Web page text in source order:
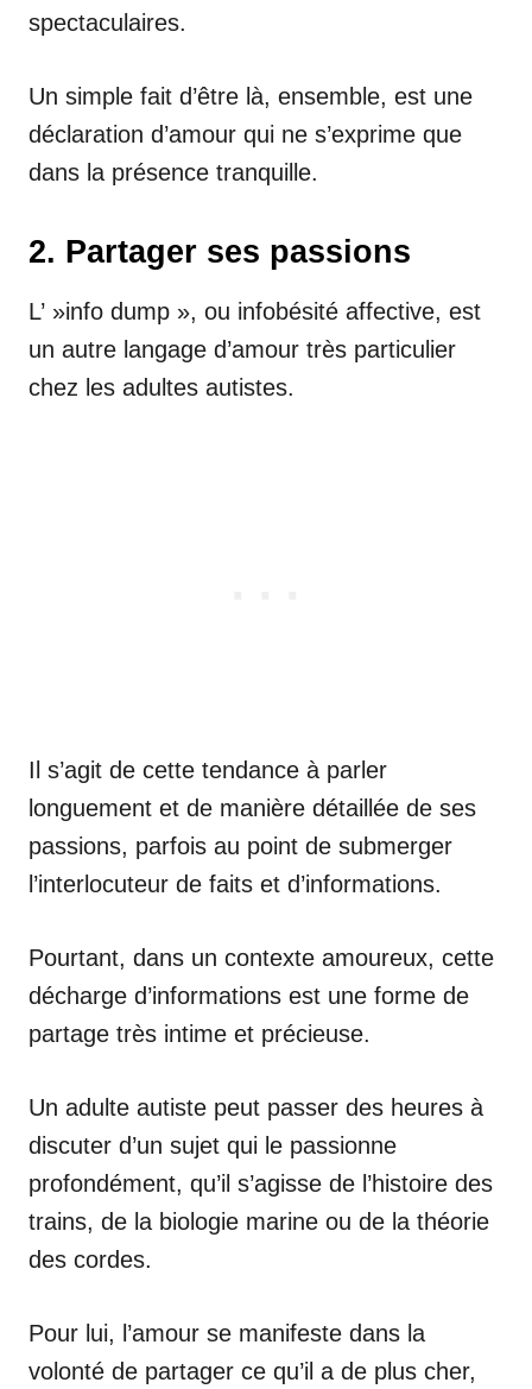
spectaculaires.
Un simple fait d’être là, ensemble, est une
déclaration d’amour qui ne s’exprime que
dans la présence tranquille.
2. Partager ses passions
L’ »info dump », ou infobésité affective, est
un autre langage d’amour très particulier
chez les adultes autistes.
Il s’agit de cette tendance à parler
longuement et de manière détaillée de ses
passions, parfois au point de submerger
l’interlocuteur de faits et d’informations.
Pourtant, dans un contexte amoureux, cette
décharge d’informations est une forme de
partage très intime et précieuse.
Un adulte autiste peut passer des heures à
discuter d’un sujet qui le passionne
profondément, qu’il s’agisse de l’histoire des
trains, de la biologie marine ou de la théorie
des cordes.
Pour lui, l’amour se manifeste dans la
volonté de partager ce qu’il a de plus cher,